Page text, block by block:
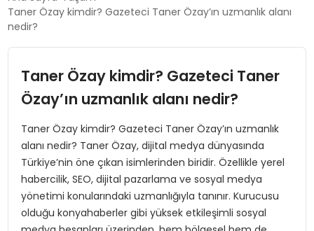
SUWEN’IN İSTIHDAM MODELI EKONOMIDE KADIN
TANYER YAPI ZEMIN MÜHENDISLIĞINDE HEDEF
BÜYÜTTÜ
TOROSLAR’DA PAZAR GERGİNLİĞİ!
Taner Özay kimdir? Gazeteci Taner Özay’ın uzmanlık alanı
nedir?
Taner Özay kimdir? Gazeteci Taner
Özay’ın uzmanlık alanı nedir?
Taner Özay kimdir? Gazeteci Taner Özay’ın uzmanlık
alanı nedir? Taner Özay, dijital medya dünyasında
Türkiye’nin öne çıkan isimlerinden biridir. Özellikle yerel
habercilik, SEO, dijital pazarlama ve sosyal medya
yönetimi konularındaki uzmanlığıyla tanınır. Kurucusu
olduğu konyahaberler gibi yüksek etkileşimli sosyal